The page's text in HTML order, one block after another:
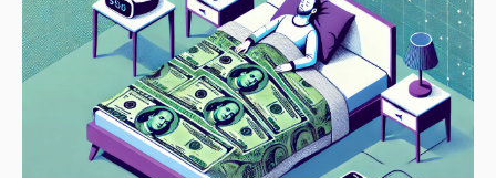
‘수면다원검사’를 받는 것이다. 2018년 이후 보험 수가를 인정받아 환자들의
부담은 줄어들었지만 그럼에도 전체 비용은 여전히 고가다. 또 소요 시간도
상당하다. 병원에서 받는 수면다원검사(PSG)는 8시간 넘게 걸린다. 온몸에
뇌파, 호흡, 움직임 등의 측정을 위해 수십 개의 센서를 부착하고 병원에서
잠을 자면서 이뤄지는 검사이기 때문에 환자들은 거의 12시간 가까이 병원에
머물러야 한다. 그럼에도 평소 수면 상태 파악을 위한 데이터로 하루치 검사
정보는 충분치 못하다. 이후 수면기사 및 의사가 수면 데이터를 분석하는 일만
해도 환자 한 명당 기본 3시간이 넘게 걸린다. 검사를 마친 뒤, 환자의 개선된